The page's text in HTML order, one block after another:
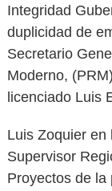
Integridad
duplicidad de
Secretario
Moderno,
licenciado Luis
Luis Zoquier en
Supervisor
Proyectos de la